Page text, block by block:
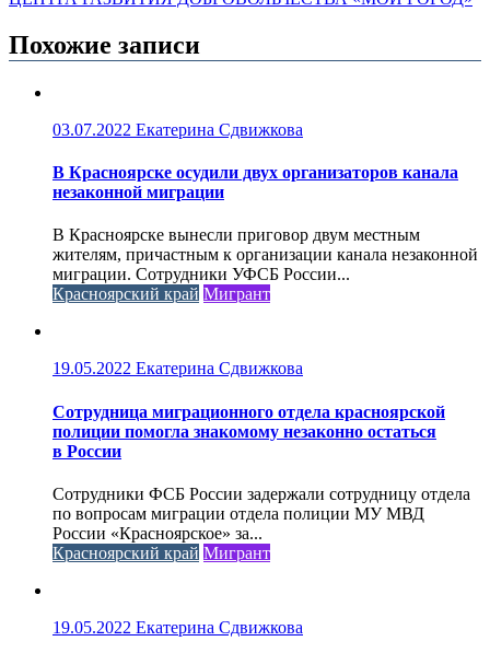
Похожие записи
03.07.2022 Екатерина Сдвижкова
В Красноярске осудили двух организаторов канала
незаконной миграции
В Красноярске вынесли приговор двум местным
жителям, причастным к организации канала незаконной
миграции. Сотрудники УФСБ России...
Красноярский край Мигрант
19.05.2022 Екатерина Сдвижкова
Сотрудница миграционного отдела красноярской
полиции помогла знакомому незаконно остаться
в России
Сотрудники ФСБ России задержали сотрудницу отдела
по вопросам миграции отдела полиции МУ МВД
России «Красноярское» за...
Красноярский край Мигрант
19.05.2022 Екатерина Сдвижкова